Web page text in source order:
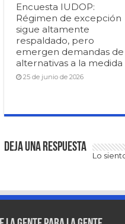
Encuesta IUDOP:
Régimen de excepción
sigue altamente
respaldado, pero
emergen demandas de
alternativas a la medida
25 de junio de 2026
Deja una respuesta
Lo